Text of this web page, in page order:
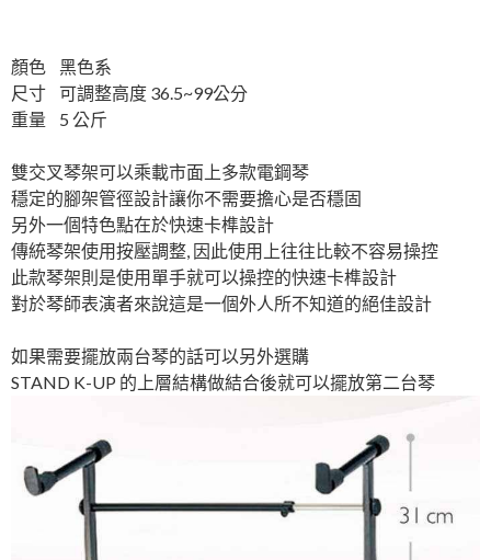
顏色 黑色系
尺寸 可調整高度 36.5~99公分
重量 5 公斤
雙交叉琴架可以乘載市面上多款電鋼琴
穩定的腳架管徑設計讓你不需要擔心是否穩固
另外一個特色點在於快速卡榫設計
傳統琴架使用按壓調整, 因此使用上往往比較不容易操控
此款琴架則是使用單手就可以操控的快速卡榫設計
對於琴師表演者來說這是一個外人所不知道的絕佳設計
如果需要擺放兩台琴的話可以另外選購
STAND K-UP 的上層結構做結合後就可以擺放第二台琴